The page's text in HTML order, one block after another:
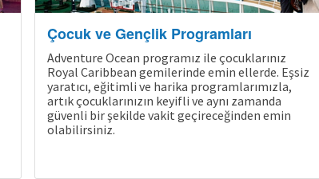
Çocuk ve Gençlik Programları
Adventure Ocean programız ile çocuklarınız
Royal Caribbean gemilerinde emin ellerde. Eşsiz
yaratıcı, eğitimli ve harika programlarımızla,
artık çocuklarınızın keyifli ve aynı zamanda
güvenli bir şekilde vakit geçireceğinden emin
olabilirsiniz.